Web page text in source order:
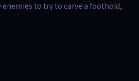
to try to carve a foothold,